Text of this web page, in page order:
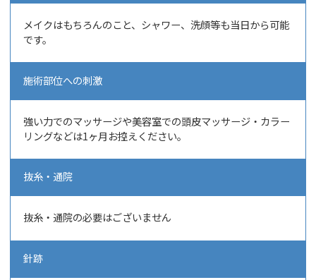
メイクはもちろんのこと、シャワー、洗顔等も当日から可能
です。
施術部位への刺激
強い力でのマッサージや美容室での頭皮マッサージ・カラー
リングなどは1ヶ月お控えください。
抜糸・通院
抜糸・通院の必要はございません
針跡